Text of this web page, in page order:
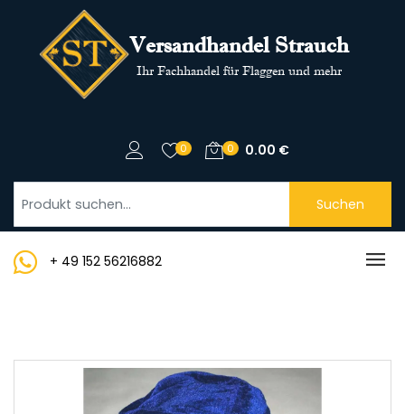
Versandhandel Strauch
Ihr Fachhandel für Flaggen und mehr
0 0 0.00 €
Suchen
+ 49 152 56216882